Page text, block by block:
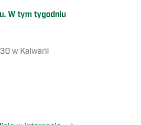
W tym tygodniu
w Kalwarii